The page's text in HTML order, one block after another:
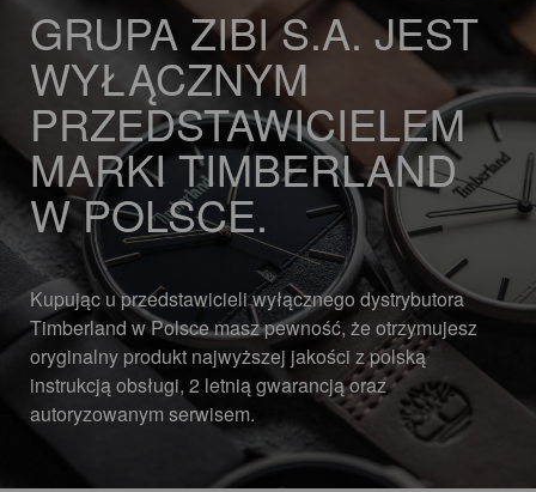
GRUPA ZIBI S.A. JEST
WYŁĄCZNYM
PRZEDSTAWICIELEM
MARKI TIMBERLAND
W POLSCE.
Kupując u przedstawicieli wyłącznego dystrybutora
Timberland w Polsce masz pewność, że otrzymujesz
oryginalny produkt najwyższej jakości z polską
instrukcją obsługi, 2 letnią gwarancją oraz
autoryzowanym serwisem.